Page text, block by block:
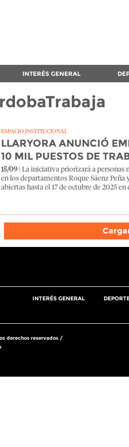
INTERÉS GENERAL
ESPACIO INSTITUCIONAL
LLARYORA ANUNCIÓ
10 MIL PUESTOS DE
15/09 | La iniciativa priorizará a personas
en los departamentos Roque Sáenz
abiertas hasta el 17 de octubre de 2025
INTERÉS GENERAL
derechos reservados /